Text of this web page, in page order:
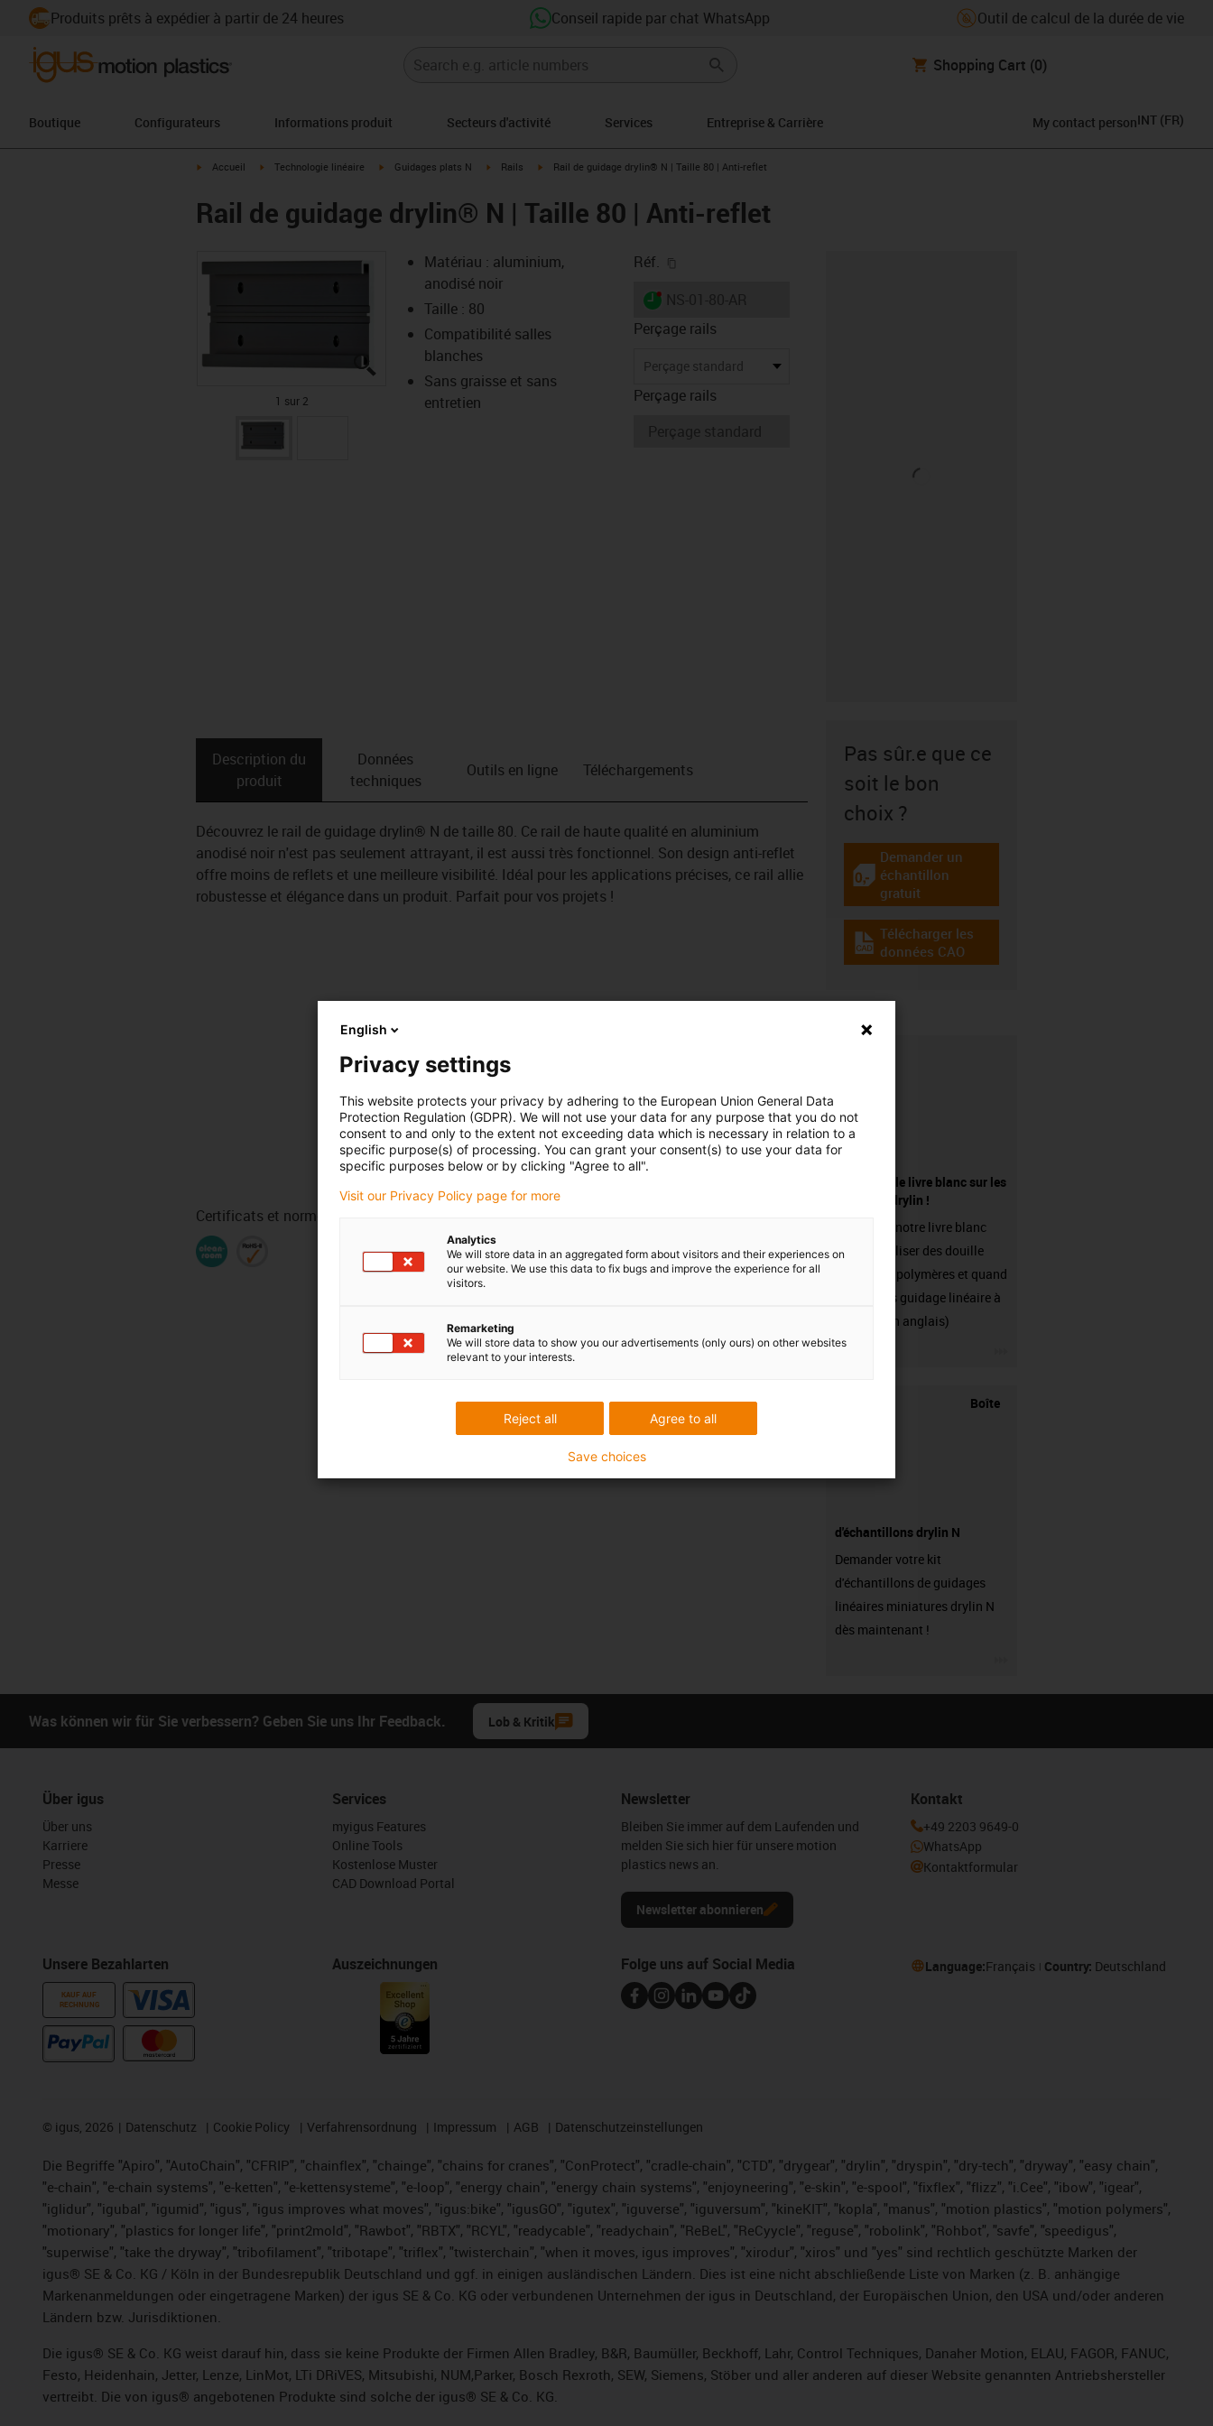
Produits prêts à expédier à partir de 24 heures Conseil rapide par chat WhatsApp Outil de calcul de la durée de vie
Shopping Cart (0)
Boutique Configurateurs Informations produit Secteurs d'activité Services Entreprise & Carrière My contact personINT (FR)
igus-icon-arrow-right
Accueil igus-icon-arrow-right
Technologie linéaire igus-icon-arrow-right
Guidages plats N igus-icon-arrow-right
Rails igus-icon-arrow-right
Rail de guidage drylin® N | Taille 80 | Anti-reflet
Rail de guidage drylin® N | Taille 80 | Anti-reflet
igus-icon-lupe
igus-icon-lupe
1 sur 2
Matériau : aluminium,
anodisé noir
Taille : 80
Compatibilité salles
blanches
Sans graisse et sans
entretien
Réf.
igus-icon-lieferzeit-dot
Perçage rails
Perçage standard
Perçage rails
Description du
produit
Données
techniques
Outils en ligne Téléchargements
Découvrez le rail de guidage drylin® N de taille 80. Ce rail de haute qualité en aluminium
anodisé noir n'est pas seulement attrayant, il est aussi très fonctionnel. Son design anti-reflet
offre moins de reflets et une meilleure visibilité. Idéal pour les applications précises, ce rail allie
robustesse et élégance dans un produit. Parfait pour vos projets !
Certificats et normes
Pas sûr.e que ce
soit le bon
choix ?
igus-icon-gratismuster
Demander un
échantillon
gratuit
igus-icon-cad-dateien
Télécharger les
données CAO
Demander le livre blanc sur les
systèmes drylin !
Demander notre livre blanc
"Quand utiliser des douille
linéaire en polymères et quand
utiliser des guidage linéaire à
billes ?" (en anglais)
Boîte
d'échantillons drylin N
Demander votre kit
d'échantillons de guidages
linéaires miniatures drylin N
dès maintenant !
Was können wir für Sie verbessern? Geben Sie uns Ihr Feedback. Lob & Kritik
Über igus
Über uns
Karriere
Presse
Messe
Unsere Bezahlarten
KAUF AUF
RECHNUNG
Services
myigus Features
Online Tools
Kostenlose Muster
CAD Download Portal
Auszeichnungen
Newsletter
Bleiben Sie immer auf dem Laufenden und
melden Sie sich hier für unsere motion
plastics news an.
Newsletter abonnieren
Kontakt
+49 2203 9649-0
WhatsApp
Kontaktformular
Folge uns auf Social Media Language:Français Country: Deutschland
© igus, 2026 Datenschutz Cookie Policy Verfahrensordnung Impressum AGB Datenschutzeinstellungen
Die Begriffe "Apiro", "AutoChain", "CFRIP", "chainflex", "chainge", "chains for cranes", "ConProtect", "cradle-chain", "CTD", "drygear", "drylin", "dryspin", "dry-tech", "dryway", "easy chain",
"e-chain", "e-chain systems", "e-ketten", "e-kettensysteme", "e-loop", "energy chain", "energy chain systems", "enjoyneering", "e-skin", "e-spool", "fixflex", "flizz", "i.Cee", "ibow", "igear",
"iglidur", "igubal", "igumid", "igus", "igus improves what moves", "igus:bike", "igusGO", "igutex", "iguverse", "iguversum", "kineKIT", "kopla", "manus", "motion plastics", "motion polymers",
"motionary", "plastics for longer life", "print2mold", "Rawbot", "RBTX", "RCYL", "readycable", "readychain", "ReBeL", "ReCyycle", "reguse", "robolink", "Rohbot", "savfe", "speedigus",
"superwise", "take the dryway", "tribofilament", "tribotape", "triflex", "twisterchain", "when it moves, igus improves", "xirodur", "xiros" und "yes" sind rechtlich geschützte Marken der
igus® SE & Co. KG / Köln in der Bundesrepublik Deutschland und ggf. in einigen ausländischen Ländern. Dies ist eine nicht abschließende Liste von Marken (z. B. anhängige
Markenanmeldungen oder eingetragene Marken) der igus SE & Co. KG oder verbundenen Unternehmen der igus in Deutschland, der Europäischen Union, den USA und/oder anderen
Ländern bzw. Jurisdiktionen.
Die igus® SE & Co. KG weist darauf hin, dass sie keine Produkte der Firmen Allen Bradley, B&R, Baumüller, Beckhoff, Lahr, Control Techniques, Danaher Motion, ELAU, FAGOR, FANUC,
Festo, Heidenhain, Jetter, Lenze, LinMot, LTi DRiVES, Mitsubishi, NUM,Parker, Bosch Rexroth, SEW, Siemens, Stöber und aller anderen auf dieser Website genannten Antriebshersteller
vertreibt. Die von igus® angebotenen Produkte sind solche der igus® SE & Co. KG.
English
Privacy settings
This website protects your privacy by adhering to the European Union General Data
Protection Regulation (GDPR). We will not use your data for any purpose that you do not
consent to and only to the extent not exceeding data which is necessary in relation to a
specific purpose(s) of processing. You can grant your consent(s) to use your data for
specific purposes below or by clicking "Agree to all".
Visit our Privacy Policy page for more
Analytics
We will store data in an aggregated form about visitors and their experiences on
our website. We use this data to fix bugs and improve the experience for all
visitors.
Remarketing
We will store data to show you our advertisements (only ours) on other websites
relevant to your interests.
Agree to all
Reject all
Save choices